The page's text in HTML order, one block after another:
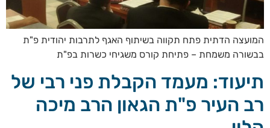
המועצה הדתית פתח תקווה בשיתוף האגף לתרבות יהודית פ"ת
בבשורה משמחת – פתיחת קורס משגיחי כשרות בפ"ת
תיעוד: מעמד הקבלת פני רבי של
רב העיר פ"ת הגאון הרב מיכה